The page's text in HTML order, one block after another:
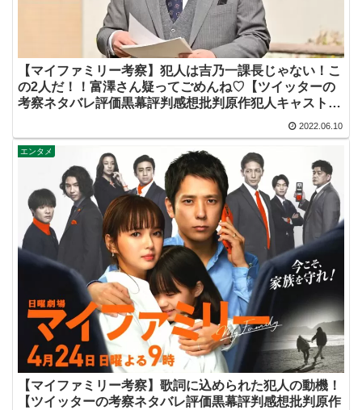
【マイファミリー考察】犯人は吉乃一課長じゃない！こ
の2人だ！！富澤さん疑ってごめんね♡【ツイッターの
考察ネタバレ評価黒幕評判感想批判原作犯人キャスト脚
2022.06.10
エンタメ
【マイファミリー考察】歌詞に込められた犯人の動機！
【ツイッターの考察ネタバレ評価黒幕評判感想批判原作